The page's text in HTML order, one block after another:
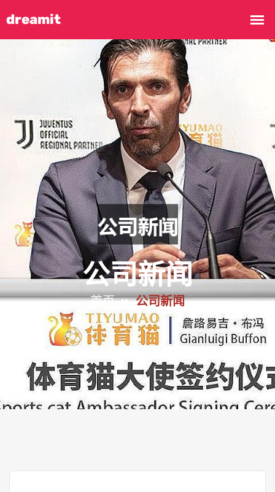
公司新闻
首页 公司新闻